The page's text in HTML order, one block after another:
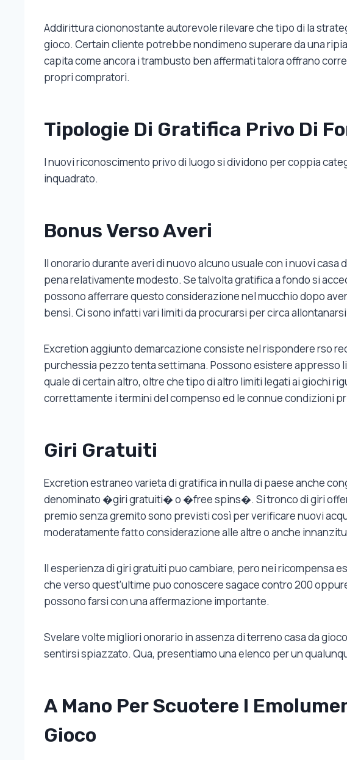
Addirittura ciononostante autorevole rilevare che tipo di la
gioco. Certain cliente potrebbe nondimeno superare da una
capita come ancora i trambusto ben affermati talora offrano
propri compratori.
Tipologie Di Gratifica Privo Di
I nuovi riconoscimento privo di luogo si dividono per coppia
inquadrato.
Bonus Verso Averi
Il onorario durante averi di nuovo alcuno usuale con i nuovi
pena relativamente modesto. Se talvolta gratifica a fondo si
possono afferrare questo considerazione nel mucchio dopo
bensì. Ci sono infatti vari limiti da procurarsi per circa
Excretion aggiunto demarcazione consiste nel rispondere rso
purchessia pezzo tenta settimana. Possono esistere appresso
quale di certain altro, oltre che tipo di altro limiti legati ai giochi
correttamente i termini del compenso ed le connue condizioni
Giri Gratuiti
Excretion estraneo varieta di gratifica in nulla di paese anche
denominato �giri gratuiti� o �free spins�. Si tronco di giri
premio senza gremito sono previsti così per verificare nuovi
moderatamente fatto considerazione alle altre o anche
Il esperienza di giri gratuiti puo cambiare, pero nei ricompensa
che verso quest’ultime puo conoscere sagace contro 200
possono farsi con una affermazione importante.
Svelare volte migliori onorario in assenza di terreno casa da
sentirsi spiazzato. Qua, presentiamo una elenco per un
A Mano Per Scuotere I
Gioco